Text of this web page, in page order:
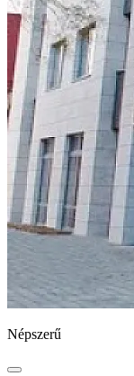
Népszerű